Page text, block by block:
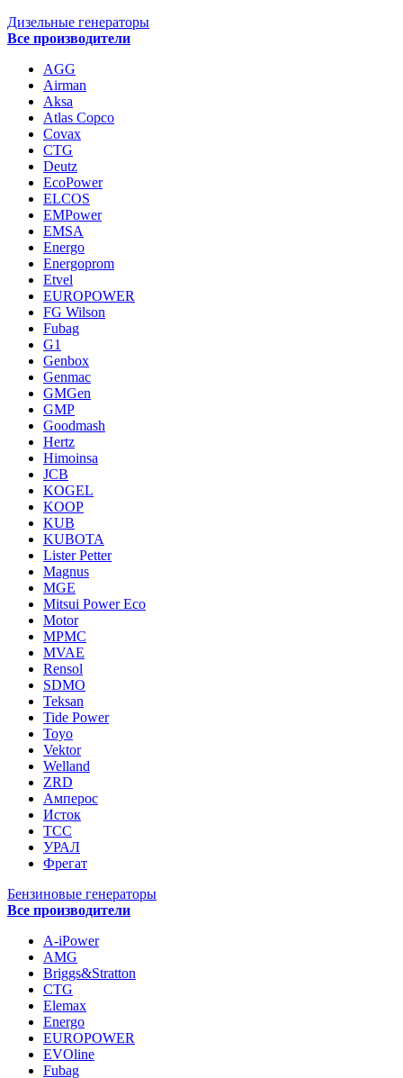
Дизельные генераторы
Все производители
AGG
Airman
Aksa
Atlas Copco
Covax
CTG
Deutz
EcoPower
ELCOS
EMPower
EMSA
Energo
Energoprom
Etvel
EUROPOWER
FG Wilson
Fubag
G1
Genbox
Genmac
GMGen
GMP
Goodmash
Hertz
Himoinsa
JCB
KOGEL
KOOP
KUB
KUBOTA
Lister Petter
Magnus
MGE
Mitsui Power Eco
Motor
MPMC
MVAE
Rensol
SDMO
Teksan
Tide Power
Toyo
Vektor
Welland
ZRD
Амперос
Исток
ТСС
УРАЛ
Фрегат
Бензиновые генераторы
Все производители
A-iPower
AMG
Briggs&Stratton
CTG
Elemax
Energo
EUROPOWER
EVOline
Fubag